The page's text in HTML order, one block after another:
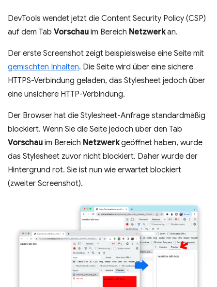
DevTools wendet jetzt die Content Security Policy (CSP)
auf dem Tab Vorschau im Bereich Netzwerkan.
Der erste Screenshot zeigt beispielsweise eine Seite mit
gemischten Inhalten. Die Seite wird über eine sichere
HTTPS-Verbindung geladen, das Stylesheet jedoch über
eine unsichere HTTP-Verbindung.
Der Browser hat die Stylesheet-Anfrage standardmäßig
blockiert. Wenn Sie die Seite jedoch über den Tab
Vorschau im Bereich Netzwerkgeöffnet haben, wurde
das Stylesheet zuvor nicht blockiert. Daher wurde der
Hintergrund rot. Sie ist nun wie erwartet blockiert
(zweiter Screenshot).